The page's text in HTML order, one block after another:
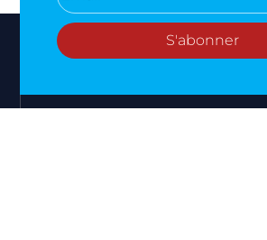
S'abonner